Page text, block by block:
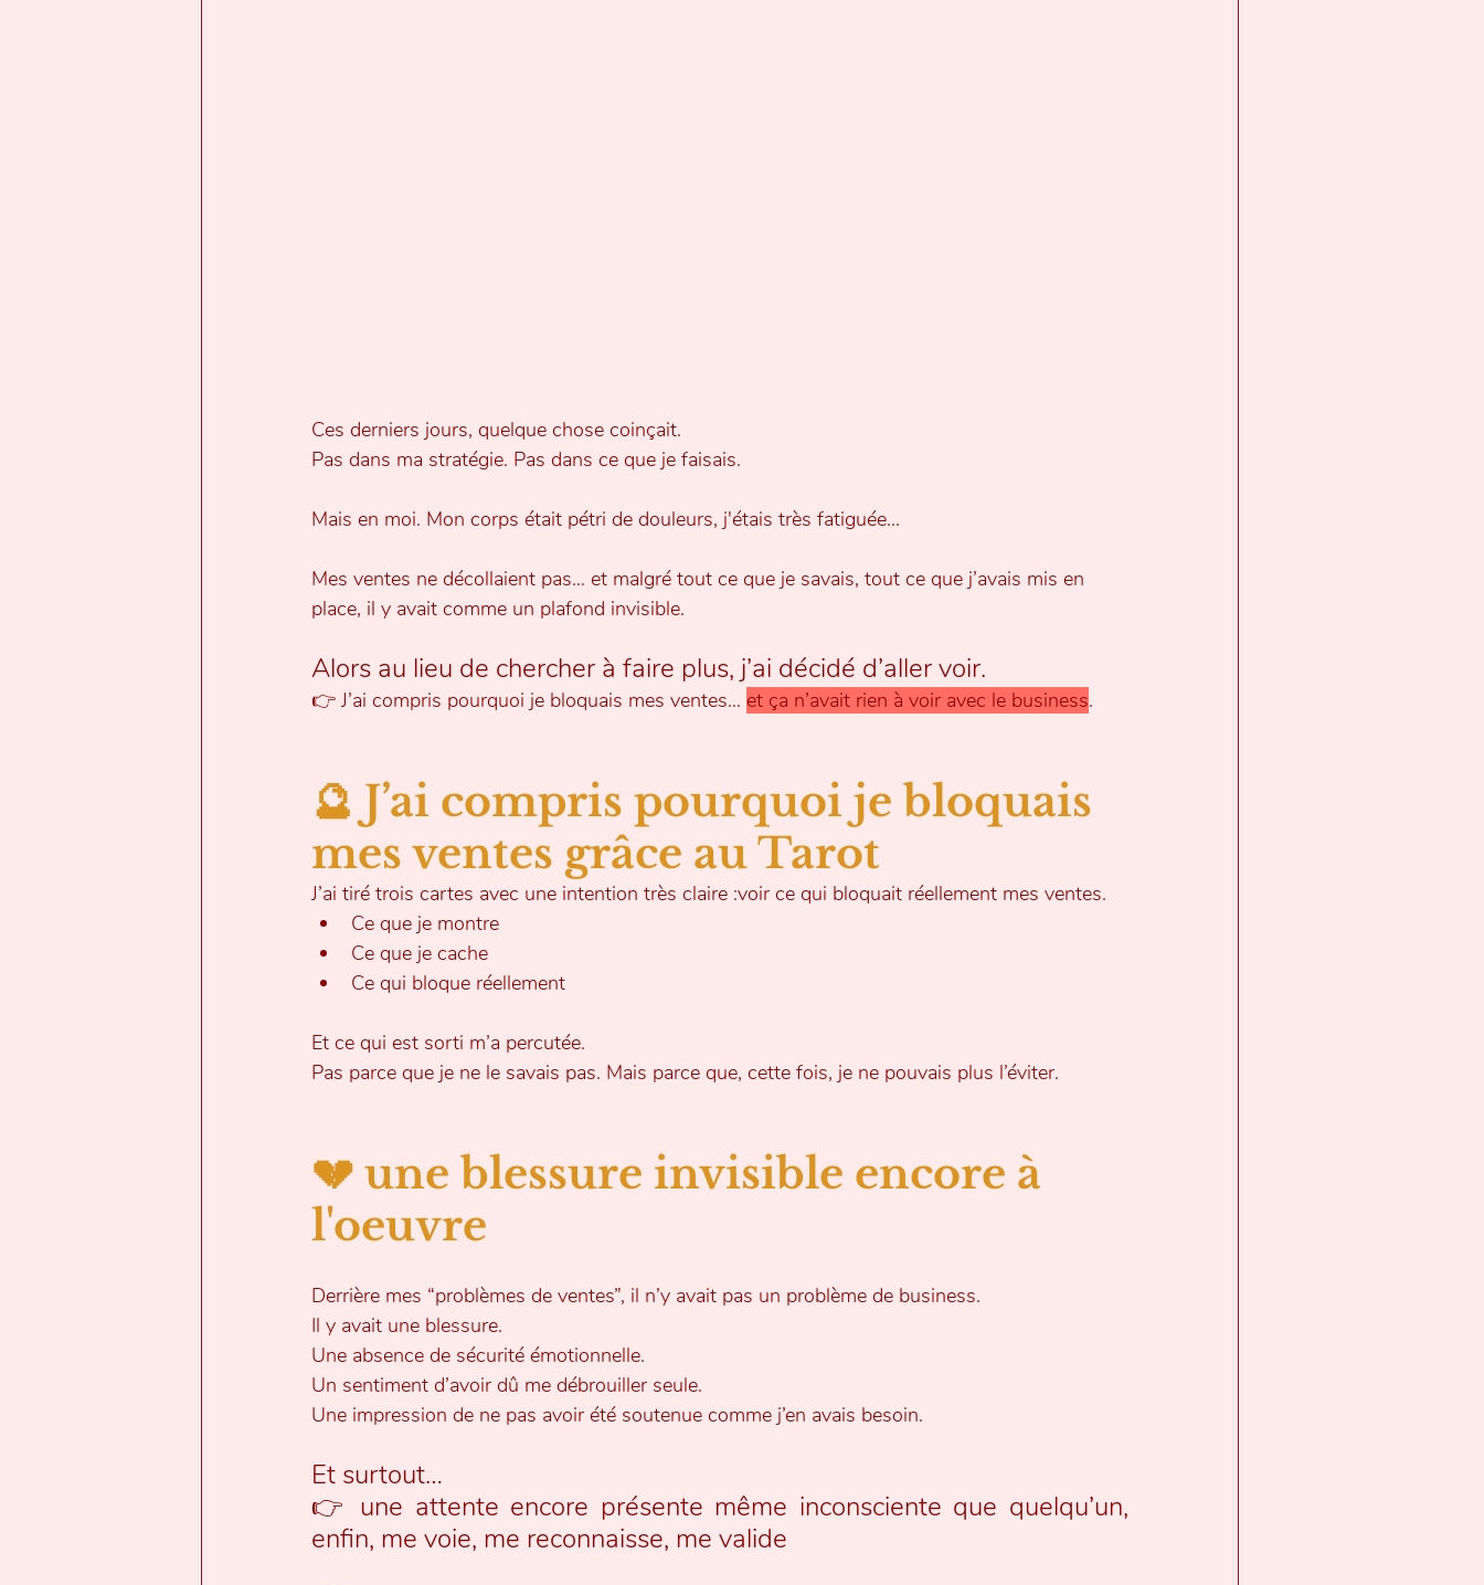
Ces derniers jours, quelque chose coinçait.
Pas dans ma stratégie. Pas dans ce que je faisais.
Mais en moi. Mon corps était pétri de douleurs, j'étais très fatiguée...
Mes ventes ne décollaient pas… et malgré tout ce que je savais, tout ce que j’avais mis en
place, il y avait comme un plafond invisible.
Alors au lieu de chercher à faire plus, j’ai décidé d’aller voir.
👉 J’ai compris pourquoi je bloquais mes ventes… et ça n’avait rien à voir avec le business.
🔮 J’ai compris pourquoi je bloquais
mes ventes grâce au Tarot
J’ai tiré trois cartes avec une intention très claire :voir ce qui bloquait réellement mes ventes.
Ce que je montre
Ce que je cache
Ce qui bloque réellement
Et ce qui est sorti m’a percutée.
Pas parce que je ne le savais pas. Mais parce que, cette fois, je ne pouvais plus l’éviter.
💔 une blessure invisible encore à
l'oeuvre
Derrière mes “problèmes de ventes”, il n’y avait pas un problème de business.
Il y avait une blessure.
Une absence de sécurité émotionnelle.
Un sentiment d’avoir dû me débrouiller seule.
Une impression de ne pas avoir été soutenue comme j’en avais besoin.
Et surtout…
👉 une attente encore présente même inconsciente que quelqu’un,
enfin, me voie, me reconnaisse, me valide